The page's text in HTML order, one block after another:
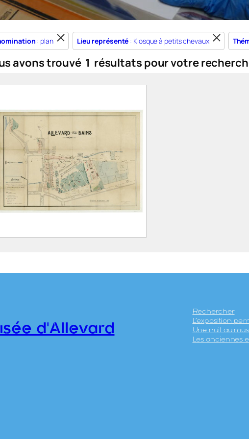
: plan Lieu représenté : Kiosque à petits chevaux
avons trouvé 1 résultats pour votre
thermal d’Allevard
d'Allevard
Rechercher
L’exposition
Une nuit au
Les anciennes